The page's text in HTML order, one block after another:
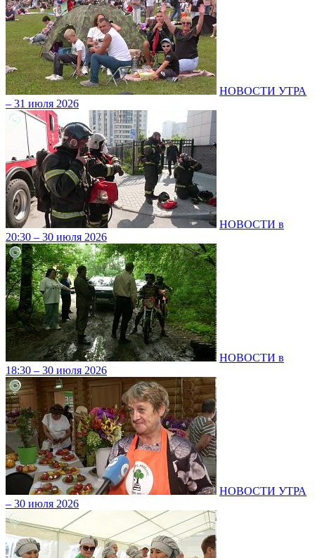
НОВОСТИ УТРА
– 31 июля 2026
НОВОСТИ в
20:30 – 30 июля 2026
НОВОСТИ в
18:30 – 30 июля 2026
НОВОСТИ УТРА
– 30 июля 2026